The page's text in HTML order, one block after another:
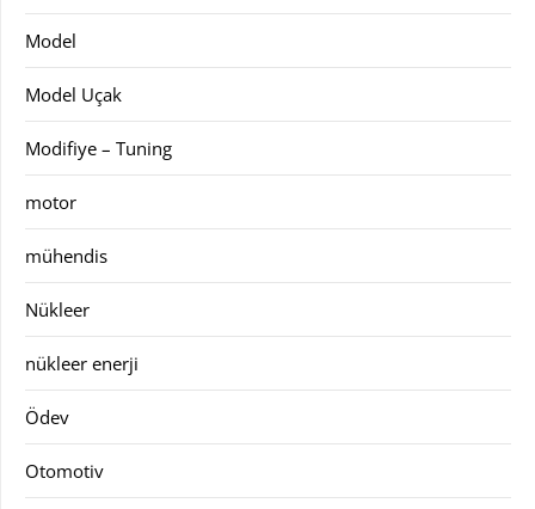
Model
Model Uçak
Modifiye – Tuning
motor
mühendis
Nükleer
nükleer enerji
Ödev
Otomotiv